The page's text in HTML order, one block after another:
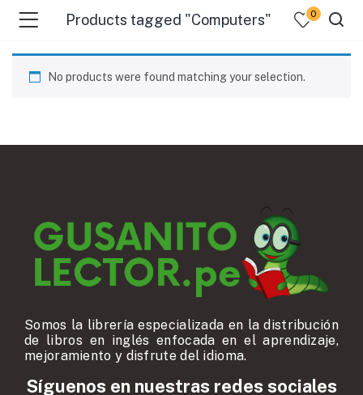
Products tagged "Computers" 0
No products were found matching your selection.
Somos la librería especializada en la distribución
de libros en inglés enfocada en el aprendizaje,
mejoramiento y disfrute del idioma.
Síguenos en nuestras redes sociales